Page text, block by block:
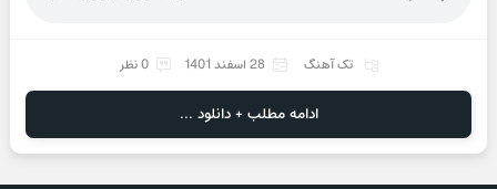
تک آهنگ 28 اسفند 1401 0 نظر
ادامه مطلب + دانلود ...